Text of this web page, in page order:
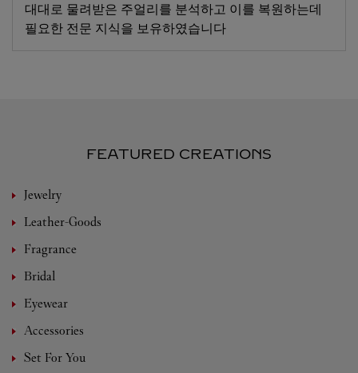
대대로 물려받은 주얼리를 분석하고 이를 복원하는데
필요한 전문 지식을 보유하였습니다
FEATURED CREATIONS
Jewelry
Leather-Goods
Fragrance
Bridal
Eyewear
Accessories
Set For You